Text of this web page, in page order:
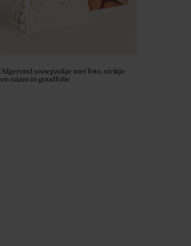
Afgerond snoepzakje met foto, strikje
en naam in goudfolie